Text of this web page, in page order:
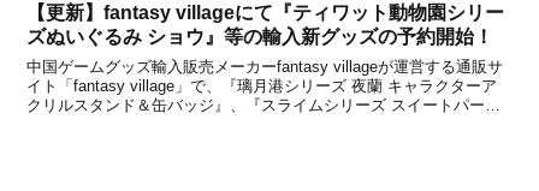
【更新】fantasy villageにて『ティワット動物園シリー
ズぬいぐるみ ショウ』等の輸入新グッズの予約開始！
中国ゲームグッズ輸入販売メーカーfantasy villageが運営する通販サ
イト「fantasy village」で、『璃月港シリーズ 夜蘭 キャラクターア
クリルスタンド＆缶バッジ』、『スライムシリーズ スイートパーテ